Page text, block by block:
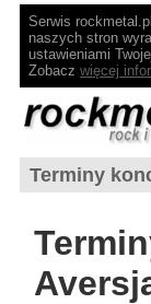
Serwis
naszych stron
ustawieniami
Zobacz więcej
Terminy